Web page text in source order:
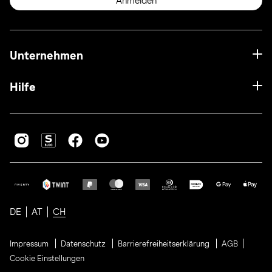
Unternehmen
Hilfe
DE AT CH
Impressum Datenschutz Barrierefreiheitserklärung
AGB
Cookie Einstellungen